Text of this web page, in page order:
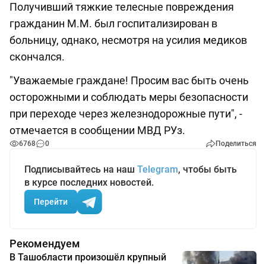
Получивший тяжкие телесные повреждения
гражданин М.М. был госпитализирован в
больницу, однако, несмотря на усилия медиков
скончался.
"Уважаемые граждане! Просим вас быть очень
осторожными и соблюдать меры безопасности
при переходе через железнодорожные пути", -
отмечается в сообщении МВД РУз.
6768 0 Поделиться
Подписывайтесь на наш Telegram, чтобы быть
в курсе последних новостей.
Перейти
Рекомендуем
В Ташобласти произошёл крупный